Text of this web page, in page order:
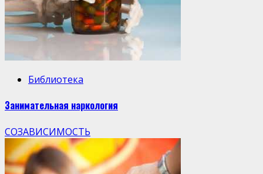
Библиотека
Занимательная наркология
СОЗАВИСИМОСТЬ